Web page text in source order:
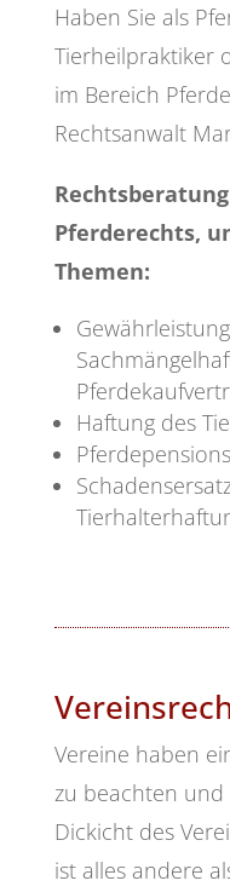
Haben Sie als
Tierheilpraktiker
im Bereich
Rechtsanwalt
Pferderechts,
Themen:
Haftung des
Vereine haben
zu beachten und
Dickicht des
ist alles andere